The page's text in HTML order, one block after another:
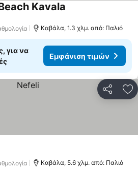
Kavala
Καβάλα, 1.3 χλμ. από: Παλιό
για να
Εμφάνιση τιμών
Καβάλα, 5.6 χλμ. από: Παλιό